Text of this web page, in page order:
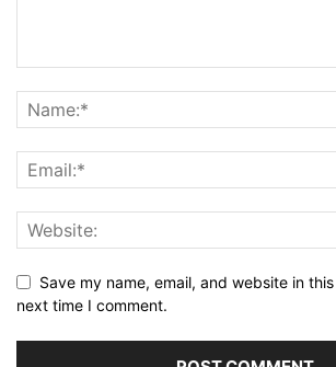
Save my name, email, and website in
next time I comment.